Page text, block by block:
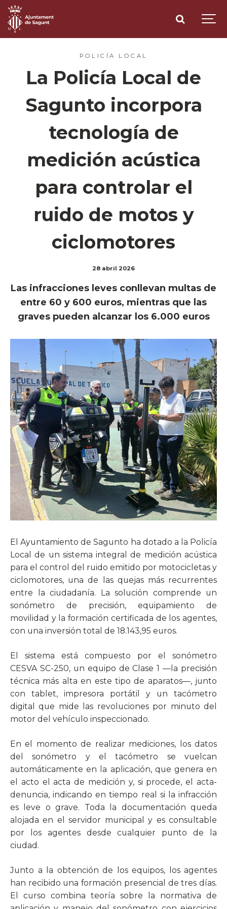
POLICÍA LOCAL
La Policía Local de
Sagunto incorpora
tecnología de
medición acústica
para controlar el
ruido de motos y
ciclomotores
28 abril 2026
Las infracciones leves conllevan multas de
entre 60 y 600 euros, mientras que las
graves pueden alcanzar los 6.000 euros
El Ayuntamiento de Sagunto ha dotado a la Policía
Local de un sistema integral de medición acústica
para el control del ruido emitido por motocicletas y
ciclomotores, una de las quejas más recurrentes
entre la ciudadanía. La solución comprende un
sonómetro de precisión, equipamiento de
movilidad y la formación certificada de los agentes,
con una inversión total de 18.143,95 euros.
El sistema está compuesto por el sonómetro
CESVA SC-250, un equipo de Clase 1 —la precisión
técnica más alta en este tipo de aparatos—, junto
con tablet, impresora portátil y un tacómetro
digital que mide las revoluciones por minuto del
motor del vehículo inspeccionado.
En el momento de realizar mediciones, los datos
del sonómetro y el tacómetro se vuelcan
automáticamente en la aplicación, que genera en
el acto el acta de medición y, si procede, el acta-
denuncia, indicando en tiempo real si la infracción
es leve o grave. Toda la documentación queda
alojada en el servidor municipal y es consultable
por los agentes desde cualquier punto de la
ciudad.
Junto a la obtención de los equipos, los agentes
han recibido una formación presencial de tres días.
El curso combina teoría sobre la normativa de